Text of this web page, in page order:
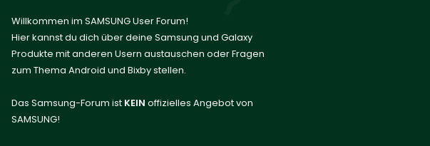
Willkommen im SAMSUNG User Forum!
Hier kannst du dich über deine Samsung und Galaxy
Produkte mit anderen Usern austauschen oder Fragen
zum Thema Android und Bixby stellen.
Das Samsung-Forum ist KEIN offizielles Angebot von
SAMSUNG!